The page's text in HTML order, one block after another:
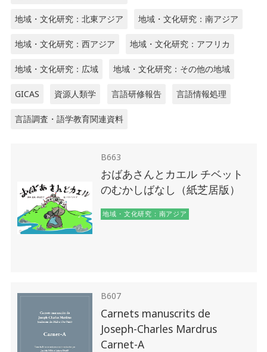
地域・文化研究：北東アジア 地域・文化研究：南アジア
地域・文化研究：西アジア 地域・文化研究：アフリカ
地域・文化研究：広域 地域・文化研究：その他の地域
GICAS 資源人類学 言語研修報告 言語情報処理
言語調査・語学教育関連資料
B663
おばあさんとカエル チベット
のむかしばなし（紙芝居版）
地域・文化研究：南アジア
B607
Carnets manuscrits de
Joseph-Charles Mardrus
Carnet-A